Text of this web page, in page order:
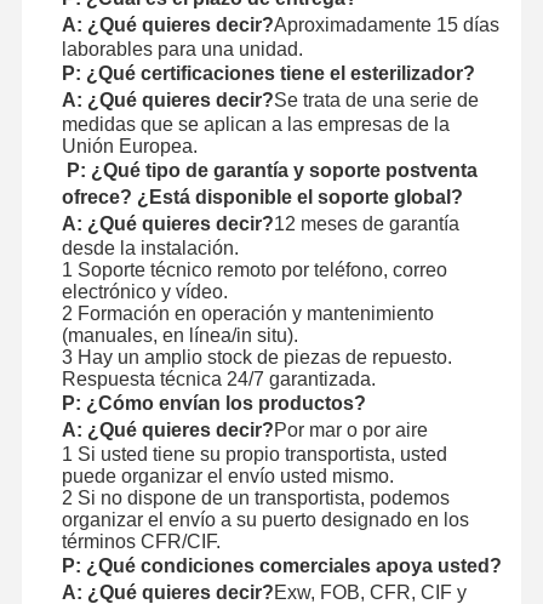
A: ¿Qué quieres decir?Aproximadamente 15 días
laborables para una unidad.
P: ¿Qué certificaciones tiene el esterilizador?
A: ¿Qué quieres decir?Se trata de una serie de
medidas que se aplican a las empresas de la
Unión Europea.
P: ¿Qué tipo de garantía y soporte postventa
ofrece? ¿Está disponible el soporte global?
A: ¿Qué quieres decir?12 meses de garantía
desde la instalación.
1 Soporte técnico remoto por teléfono, correo
electrónico y vídeo.
2 Formación en operación y mantenimiento
(manuales, en línea/in situ).
3 Hay un amplio stock de piezas de repuesto.
Respuesta técnica 24/7 garantizada.
P: ¿Cómo envían los productos?
A: ¿Qué quieres decir?Por mar o por aire
1 Si usted tiene su propio transportista, usted
puede organizar el envío usted mismo.
2 Si no dispone de un transportista, podemos
organizar el envío a su puerto designado en los
términos CFR/CIF.
P: ¿Qué condiciones comerciales apoya usted?
A: ¿Qué quieres decir?Exw, FOB, CFR, CIF y